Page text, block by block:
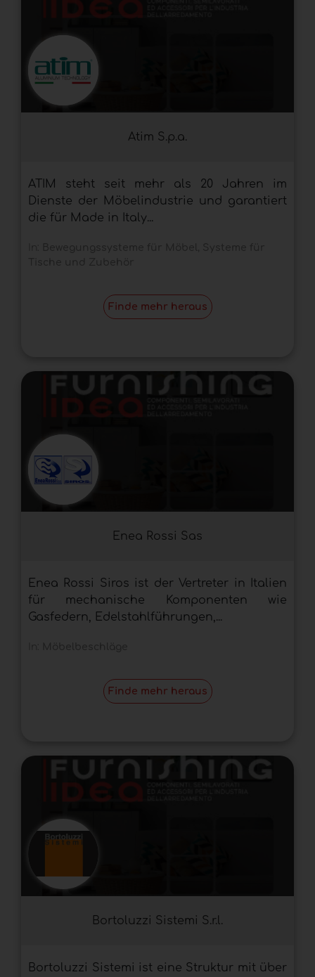
Atim S.p.a.
ATIM steht seit mehr als 20 Jahren im
Dienste der Möbelindustrie und garantiert
die für Made in Italy...
Finde mehr heraus
Enea Rossi Sas
Enea Rossi Siros ist der Vertreter in Italien
für mechanische Komponenten wie
Gasfedern, Edelstahlführungen,...
Finde mehr heraus
Bortoluzzi Sistemi S.r.l.
Bortoluzzi Sistemi ist eine Struktur mit über